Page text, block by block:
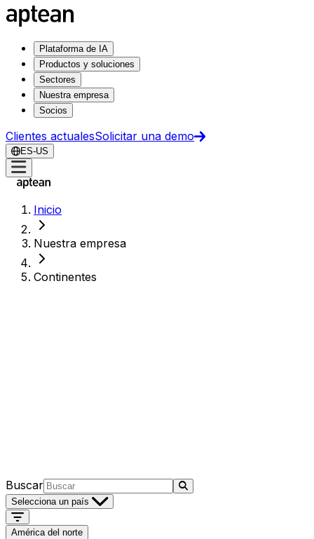
Plataforma de IA
Productos y soluciones
Sectores
Nuestra empresa
Socios
Clientes actualesSolicitar una demo
ES-US
Inicio
Nuestra empresa
Continentes
Buscar
Selecciona un país
América del norte